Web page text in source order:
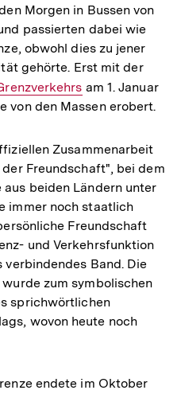
Morgen in Bussen von
passierten dabei wie
obwohl dies zu jener
gehörte. Erst mit der
am 1. Januar
von den Massen erobert.
Zusammenarbeit
Freundschaft", bei dem
beiden Ländern unter
immer noch staatlich
Freundschaft
und Verkehrsfunktion
Band. Die
zum symbolischen
sprichwörtlichen
wovon heute noch
endete im Oktober